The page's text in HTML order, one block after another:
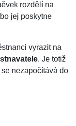
rozdělí na
jej poskytne
vyrazit na
. Je totiž
nezapočítává do